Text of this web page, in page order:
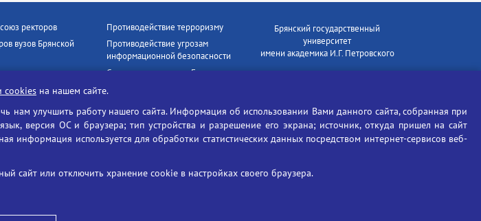
ректоров
вузов Брянской
язык»
государственных
Противодействие терроризму
Противодействие угрозам
информационной безопасности
Социальные ролики - Генеральная
БГУ против наркотиков
Брянский государственный
университет
имени академика И.Г. Петровского
Телефон: +7(4832)58-90-85
cookies на нашем сайте.
улучшить работу нашего сайта. Информация об использовании Вами данного сайта, собранная при
версия ОС и браузера; тип устройства и разрешение его экрана; источник, откуда пришел на сайт
информация используется для обработки статистических данных посредством интернет-сервисов веб-
сайт или отключить хранение cookie в настройках своего браузера.